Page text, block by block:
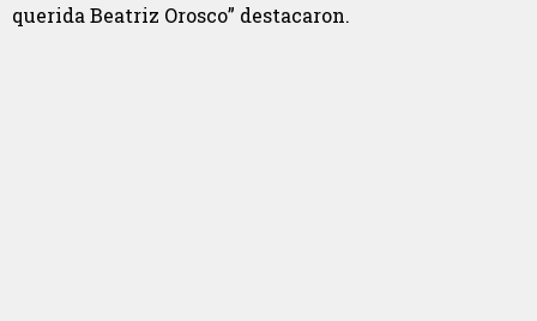
querida Beatriz Orosco” destacaron.